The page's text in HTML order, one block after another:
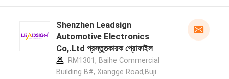
Shenzhen Leadsign
Automotive Electronics
Co,.Ltd প্রস্তুতকারক প্রোফাইল
RM1301, Baihe Commercial
Building B#, Xiangge Road,Buji